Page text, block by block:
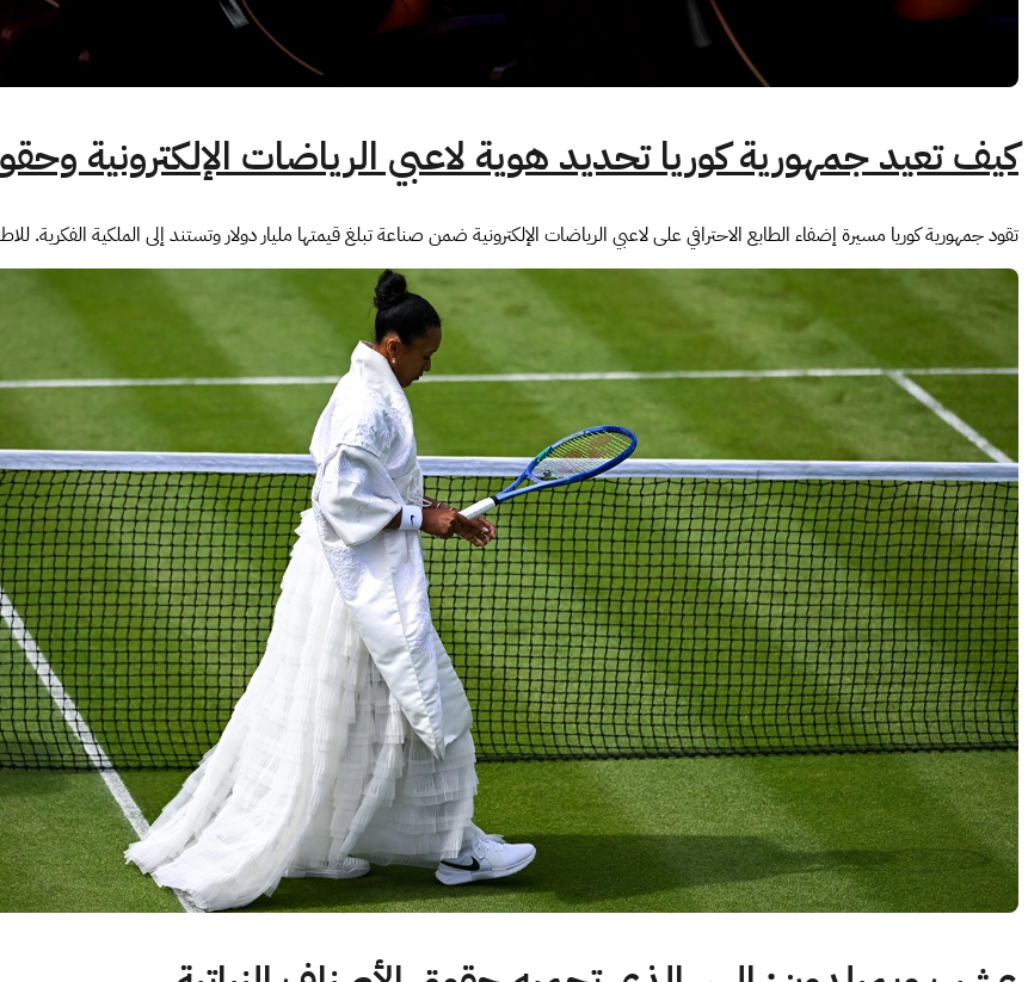
كيف تعيد جمهورية كوريا تحديد هوية لاعبي الرياضات الإلكترونية
تقود جمهورية كوريا مسيرة إضفاء الطابع الاحترافي على لاعبي الرياضات الإلكترونية ضمن صناعة تبلغ قيمتها مليار دولار وتستند إلى الملكية الفكرية.